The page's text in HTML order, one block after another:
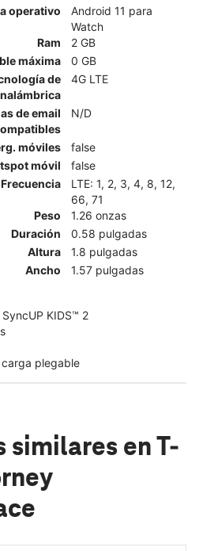
operativo
Android 11 para
Watch
Ram
2 GB
máxima
0 GB
de
4G LTE
de email
N/D
móviles
false
móvil
false
Frecuencia
LTE: 1, 2, 3, 4, 8, 12,
66, 71
Peso
1.26 onzas
Duración
0.58 pulgadas
Altura
1.8 pulgadas
Ancho
1.57 pulgadas
KIDS™ 2
plegable
similares en T-